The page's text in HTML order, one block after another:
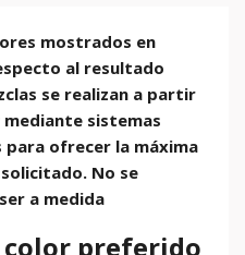
mostrados en
al resultado
se realizan a partir
sistemas
ofrecer la máxima
No se
a medida
color preferido